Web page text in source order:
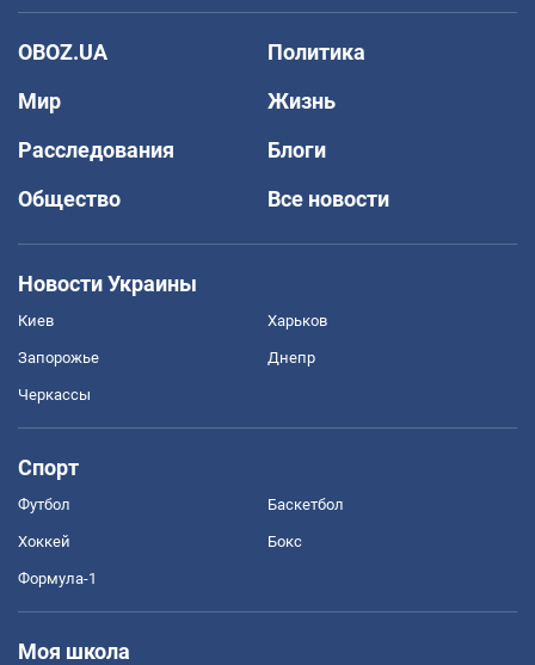
OBOZ.UA
Политика
Мир
Жизнь
Расследования
Блоги
Общество
Все новости
Новости Украины
Киев Харьков
Запорожье Днепр
Черкассы
Спорт
Футбол Баскетбол
Хоккей Бокс
Формула-1
Моя школа